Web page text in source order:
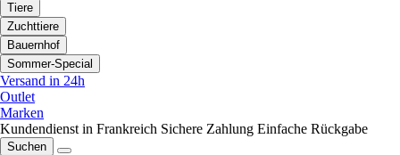
Tiere
Zuchttiere
Bauernhof
Sommer-Special
Versand in 24h
Outlet
Marken
Kundendienst in Frankreich Sichere Zahlung Einfache Rückgabe
Suchen